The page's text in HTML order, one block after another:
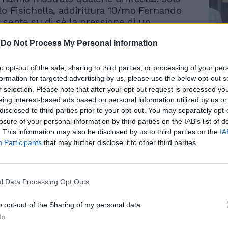
Do Not Process My Personal Information
opt-out of the sale, sharing to third parties, or processing of your
for targeted advertising by us, please use the below opt-out
selection. Please note that after your opt-out request is processed
interest-based ads based on personal information utilized by us
to third parties prior to your opt-out. You may separately
of your personal information by third parties on the IAB’s list of
This information may also be disclosed by us to third parties on the
Participants that may further disclose it to other third parties.
Data Processing Opt Outs
opt-out of the Sharing of my personal data.
Fisichella, addirittura 10/mo Fernando
sente su di sè la pressione di un
Ferrari: Schumacher nella seconda
sua monoposto alla parabolica. La
andata a sbattere con il retrotreno contro
protezione poste al fondo della via di
danneggiata. Nessuna conseguenza
che è stato peròcostretto a seguire il
(circa mezz'ora) a bordo pista
prima di ottenere il via libera
11/o nella prima sessione con 1'24"196,
giro (1'23"213) ha ottenuto solo il 16/mo
fatto comunque segnare 1'22"749,
12/mo tempo finale. Deluso il tedesco:
Rudy Giuliani a Come States?
Trump, Meloni e la strategia
americana